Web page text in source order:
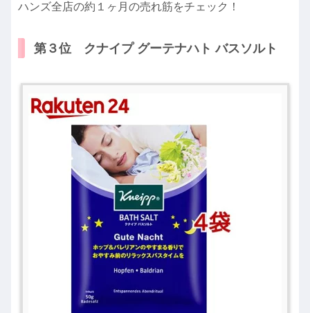
ハンズ全店の約１ヶ月の売れ筋をチェック！
第３位 クナイプ グーテナハト バスソルト